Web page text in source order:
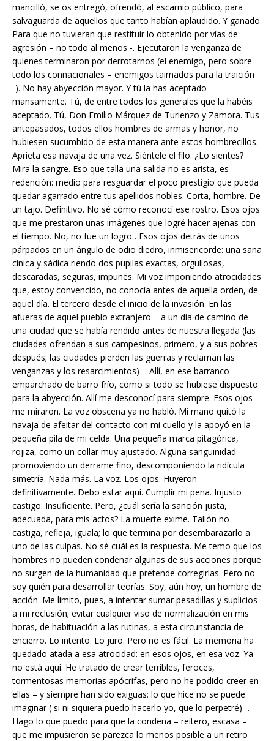
mancilló, se os entregó, ofrendó, al escarnio público, para
salvaguarda de aquellos que tanto habían aplaudido. Y ganado.
Para que no tuvieran que restituir lo obtenido por vías de
agresión – no todo al menos -. Ejecutaron la venganza de
quienes terminaron por derrotarnos (el enemigo, pero sobre
todo los connacionales – enemigos taimados para la traición
-). No hay abyección mayor. Y tú la has aceptado
mansamente. Tú, de entre todos los generales que la habéis
aceptado. Tú, Don Emilio Márquez de Turienzo y Zamora. Tus
antepasados, todos ellos hombres de armas y honor, no
hubiesen sucumbido de esta manera ante estos hombrecillos.
Aprieta esa navaja de una vez. Siéntele el filo. ¿Lo sientes?
Mira la sangre. Eso que talla una salida no es arista, es
redención: medio para resguardar el poco prestigio que pueda
quedar agarrado entre tus apellidos nobles. Corta, hombre. De
un tajo. Definitivo. No sé cómo reconocí ese rostro. Esos ojos
que me prestaron unas imágenes que logré hacer ajenas con
el tiempo. No, no fue un logro…Esos ojos detrás de unos
párpados en un ángulo de odio diedro, inmisericorde: una saña
cínica y sádica riendo dos pupilas exactas, orgullosas,
descaradas, seguras, impunes. Mi voz imponiendo atrocidades
que, estoy convencido, no conocía antes de aquella orden, de
aquel día. El tercero desde el inicio de la invasión. En las
afueras de aquel pueblo extranjero – a un día de camino de
una ciudad que se había rendido antes de nuestra llegada (las
ciudades ofrendan a sus campesinos, primero, y a sus pobres
después; las ciudades pierden las guerras y reclaman las
venganzas y los resarcimientos) -. Allí, en ese barranco
emparchado de barro frío, como si todo se hubiese dispuesto
para la abyección. Allí me desconocí para siempre. Esos ojos
me miraron. La voz obscena ya no habló. Mi mano quitó la
navaja de afeitar del contacto con mi cuello y la apoyó en la
pequeña pila de mi celda. Una pequeña marca pitagórica,
rojiza, como un collar muy ajustado. Alguna sanguinidad
promoviendo un derrame fino, descomponiendo la ridícula
simetría. Nada más. La voz. Los ojos. Huyeron
definitivamente. Debo estar aquí. Cumplir mi pena. Injusto
castigo. Insuficiente. Pero, ¿cuál sería la sanción justa,
adecuada, para mis actos? La muerte exime. Talión no
castiga, refleja, iguala; lo que termina por desembarazarlo a
uno de las culpas. No sé cuál es la respuesta. Me temo que los
hombres no pueden condenar algunas de sus acciones porque
no surgen de la humanidad que pretende corregirlas. Pero no
soy quién para desarrollar teorías. Soy, aún hoy, un hombre de
acción. Me limito, pues, a intentar sumar pesadillas y suplicios
a mi reclusión; evitar cualquier viso de normalización en mis
horas, de habituación a las rutinas, a esta circunstancia de
encierro. Lo intento. Lo juro. Pero no es fácil. La memoria ha
quedado atada a esa atrocidad: en esos ojos, en esa voz. Ya
no está aquí. He tratado de crear terribles, feroces,
tormentosas memorias apócrifas, pero no he podido creer en
ellas – y siempre han sido exiguas: lo que hice no se puede
imaginar ( si ni siquiera puedo hacerlo yo, que lo perpetré) -.
Hago lo que puedo para que la condena – reitero, escasa –
que me impusieron se parezca lo menos posible a un retiro